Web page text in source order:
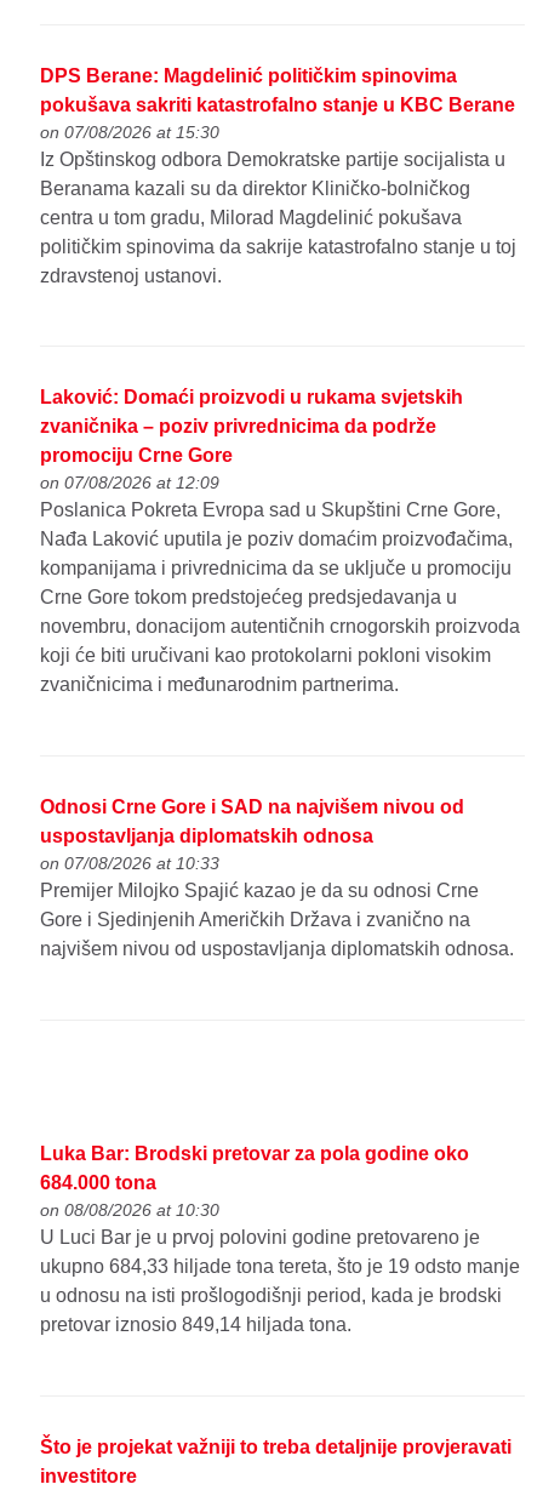
DPS Berane: Magdelinić političkim spinovima
pokušava sakriti katastrofalno stanje u KBC Berane
on 07/08/2026 at 15:30
Iz Opštinskog odbora Demokratske partije socijalista u
Beranama kazali su da direktor Kliničko-bolničkog
centra u tom gradu, Milorad Magdelinić pokušava
političkim spinovima da sakrije katastrofalno stanje u toj
zdravstenoj ustanovi.
Laković: Domaći proizvodi u rukama svjetskih
zvaničnika – poziv privrednicima da podrže
promociju Crne Gore
on 07/08/2026 at 12:09
Poslanica Pokreta Evropa sad u Skupštini Crne Gore,
Nađa Laković uputila je poziv domaćim proizvođačima,
kompanijama i privrednicima da se uključe u promociju
Crne Gore tokom predstojećeg predsjedavanja u
novembru, donacijom autentičnih crnogorskih proizvoda
koji će biti uručivani kao protokolarni pokloni visokim
zvaničnicima i međunarodnim partnerima.
Odnosi Crne Gore i SAD na najvišem nivou od
uspostavljanja diplomatskih odnosa
on 07/08/2026 at 10:33
Premijer Milojko Spajić kazao je da su odnosi Crne
Gore i Sjedinjenih Američkih Država i zvanično na
najvišem nivou od uspostavljanja diplomatskih odnosa.
Luka Bar: Brodski pretovar za pola godine oko
684.000 tona
on 08/08/2026 at 10:30
U Luci Bar je u prvoj polovini godine pretovareno je
ukupno 684,33 hiljade tona tereta, što je 19 odsto manje
u odnosu na isti prošlogodišnji period, kada je brodski
pretovar iznosio 849,14 hiljada tona.
Što je projekat važniji to treba detaljnije provjeravati
investitore